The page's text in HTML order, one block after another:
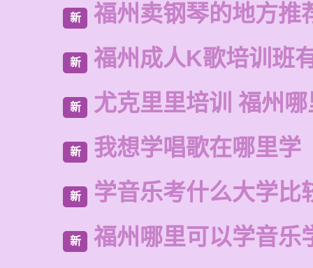
新 福州卖钢琴的地方推
新 福州成人K歌培训班
新 尤克里里培训 福州
新 我想学唱歌在哪里学
新 学音乐考什么大学比
新 福州哪里可以学音乐